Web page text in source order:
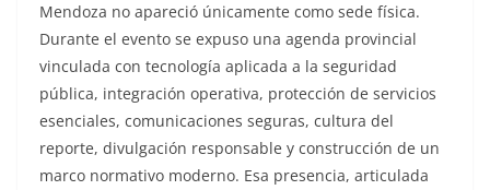
Mendoza no apareció únicamente como sede física.
Durante el evento se expuso una agenda provincial
vinculada con tecnología aplicada a la seguridad
pública, integración operativa, protección de servicios
esenciales, comunicaciones seguras, cultura del
reporte, divulgación responsable y construcción de un
marco normativo moderno. Esa presencia, articulada